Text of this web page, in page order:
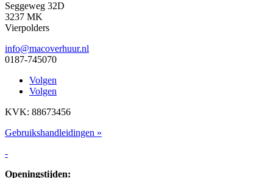
Seggeweg 32D
3237 MK
Vierpolders
info@macoverhuur.nl
0187-745070
Volgen
Volgen
KVK: 88673456
Gebruikshandleidingen »
-
Openingstijden: